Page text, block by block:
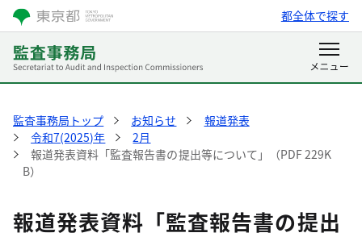
都全体で探す
監査事務局トップ お知らせ
報道発表
令和7(2025)年
2月
報道発表資料「監査報告書の提出等について」（PDF 229K
B）
報道発表資料「監査報告書の提出